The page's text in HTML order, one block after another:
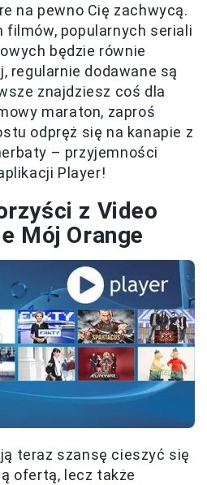
na pewno Cię zachwycą.
filmów, popularnych seriali
będzie równie
regularnie dodawane są
znajdziesz coś dla
maraton, zaproś
odpręż się na kanapie z
– przyjemności
Player!
z Video
Mój Orange
teraz szansę cieszyć się
ofertą, lecz także